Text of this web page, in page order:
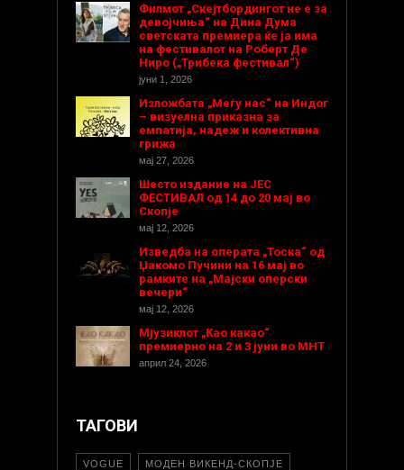
Филмот „Скејтбордингот не е за
девојчиња“ на Дина Дума
светската премиера ќе ја има
на фестивалот на Роберт Де
Ниро („Трибека фестивал“)
јуни 1, 2026
Изложбата „Меѓу нас“ на Индог
– визуелна приказна за
емпатија, надеж и колективна
грижа
мај 27, 2026
Шесто издание на ЈЕС
ФЕСТИВАЛ од 14 до 20 мај во
Скопје
мај 12, 2026
Изведба на операта „Тоска“ од
Џакомо Пучини на 16 мај во
рамките на „Мајски оперски
вечери“
мај 12, 2026
Мјузиклот „Као какао“
премиерно на 2 и 3 јуни во МНТ
април 24, 2026
ТАГОВИ
VOGUE МОДЕН ВИКЕНД-СКОПЈЕ